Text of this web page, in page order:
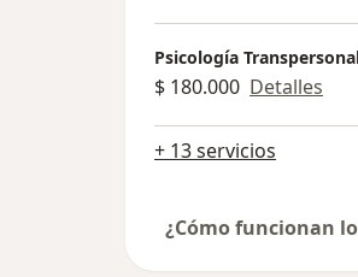
Psicología
$ 180.000 Detalles
+ 13 servicios
¿Cómo funcionan